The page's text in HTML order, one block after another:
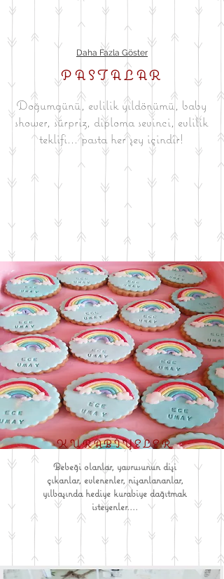
PASTALAR
Doğumgünü, evlilik yıldönümü, baby
shower, sürpriz, diploma sevinci, evlilik
teklifi... pasta her şey içindir!
KURABİYELER
Bebeği olanlar, yavrusunun dişi
çıkanlar, evlenenler, nişanlananlar,
yılbaşında hediye kurabiye dağıtmak
isteyenler....
Daha Fazla Göster